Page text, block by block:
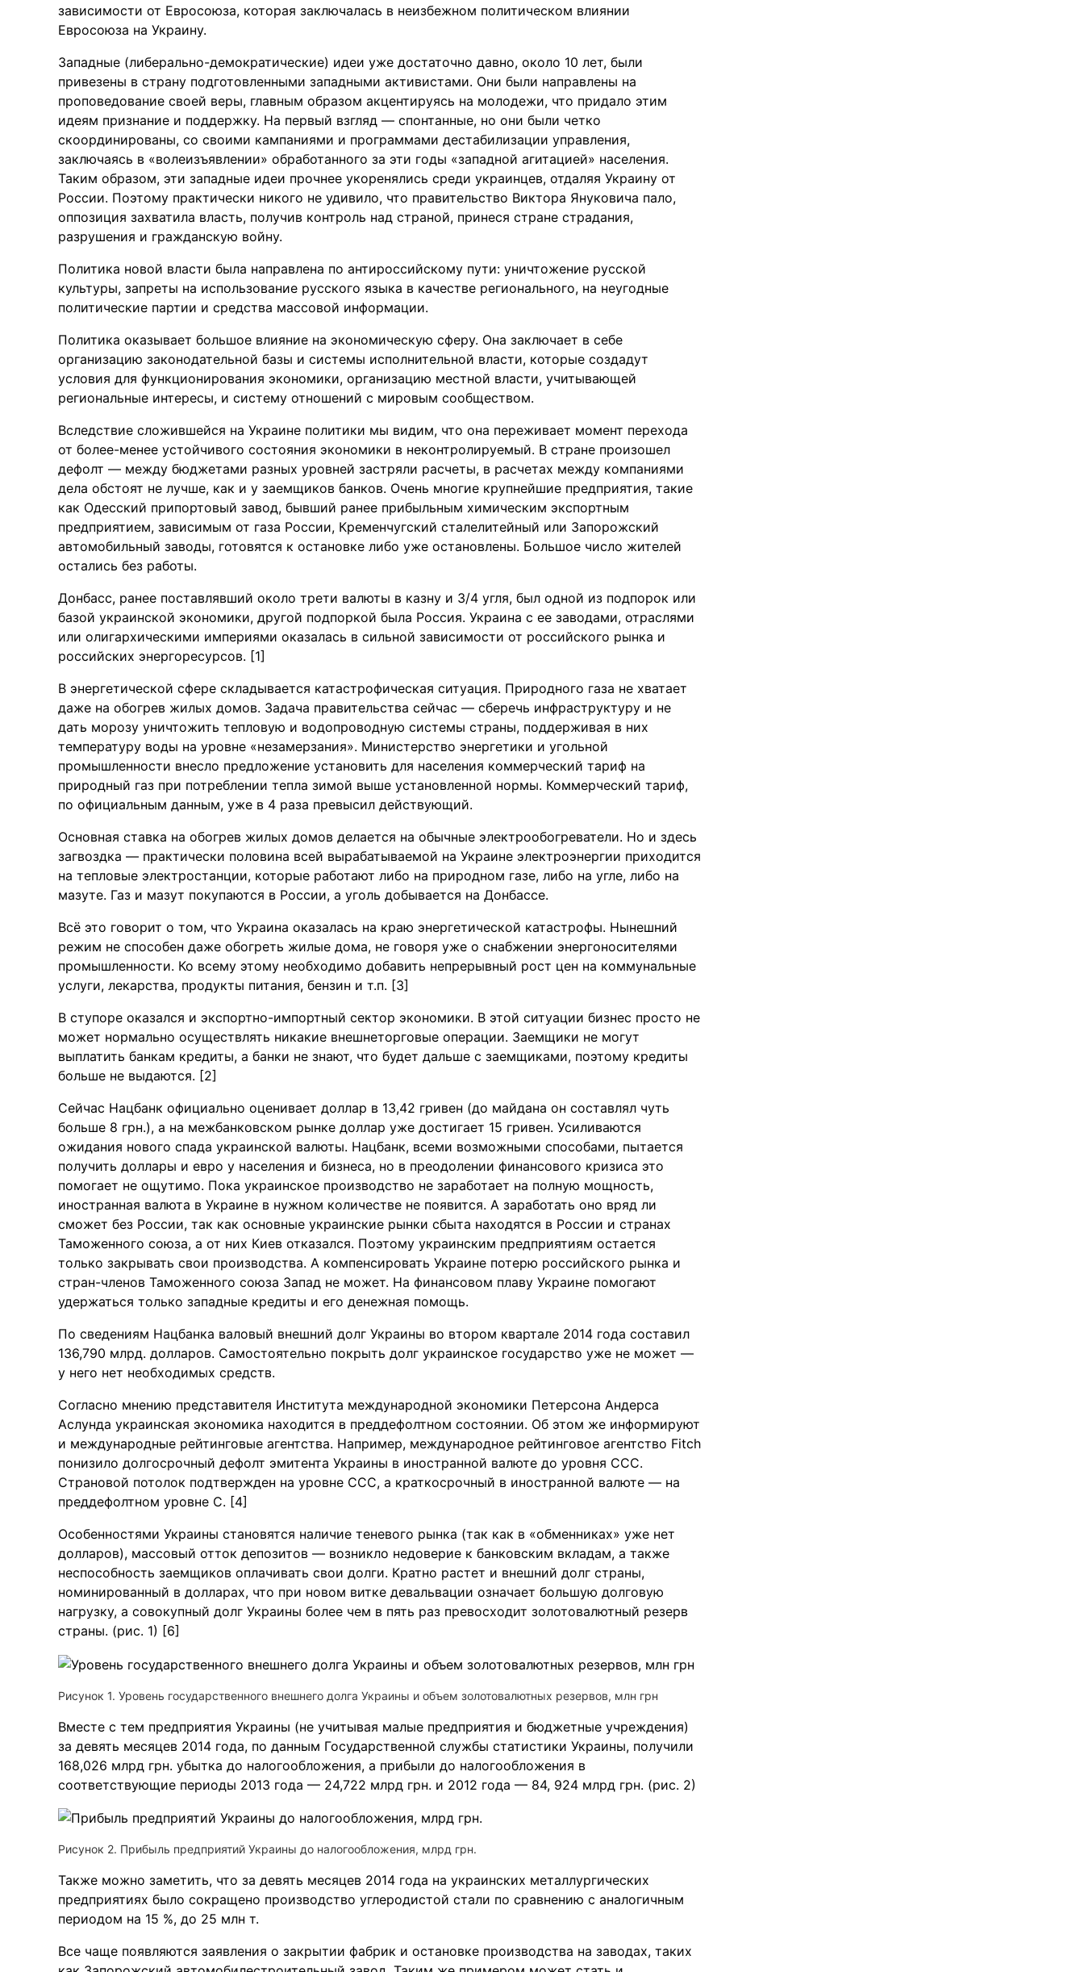
зависимости от Евросоюза, которая заключалась в неизбежном политическом влиянии
Евросоюза на Украину.
Западные (либерально-демократические) идеи уже достаточно давно, около 10 лет, были
привезены в страну подготовленными западными активистами. Они были направлены на
проповедование своей веры, главным образом акцентируясь на молодежи, что придало этим
идеям признание и поддержку. На первый взгляд — спонтанные, но они были четко
скоординированы, со своими кампаниями и программами дестабилизации управления,
заключаясь в «волеизъявлении» обработанного за эти годы «западной агитацией» населения.
Таким образом, эти западные идеи прочнее укоренялись среди украинцев, отдаляя Украину от
России. Поэтому практически никого не удивило, что правительство Виктора Януковича пало,
оппозиция захватила власть, получив контроль над страной, принеся стране страдания,
разрушения и гражданскую войну.
Политика новой власти была направлена по антироссийскому пути: уничтожение русской
культуры, запреты на использование русского языка в качестве регионального, на неугодные
политические партии и средства массовой информации.
Политика оказывает большое влияние на экономическую сферу. Она заключает в себе
организацию законодательной базы и системы исполнительной власти, которые создадут
условия для функционирования экономики, организацию местной власти, учитывающей
региональные интересы, и систему отношений с мировым сообществом.
Вследствие сложившейся на Украине политики мы видим, что она переживает момент перехода
от более-менее устойчивого состояния экономики в неконтролируемый. В стране произошел
дефолт — между бюджетами разных уровней застряли расчеты, в расчетах между компаниями
дела обстоят не лучше, как и у заемщиков банков. Очень многие крупнейшие предприятия, такие
как Одесский припортовый завод, бывший ранее прибыльным химическим экспортным
предприятием, зависимым от газа России, Кременчугский сталелитейный или Запорожский
автомобильный заводы, готовятся к остановке либо уже остановлены. Большое число жителей
остались без работы.
Донбасс, ранее поставлявший около трети валюты в казну и 3/4 угля, был одной из подпорок или
базой украинской экономики, другой подпоркой была Россия. Украина с ее заводами, отраслями
или олигархическими империями оказалась в сильной зависимости от российского рынка и
российских энергоресурсов. [1]
В энергетической сфере складывается катастрофическая ситуация. Природного газа не хватает
даже на обогрев жилых домов. Задача правительства сейчас — сберечь инфраструктуру и не
дать морозу уничтожить тепловую и водопроводную системы страны, поддерживая в них
температуру воды на уровне «незамерзания». Министерство энергетики и угольной
промышленности внесло предложение установить для населения коммерческий тариф на
природный газ при потреблении тепла зимой выше установленной нормы. Коммерческий тариф,
по официальным данным, уже в 4 раза превысил действующий.
Основная ставка на обогрев жилых домов делается на обычные электрообогреватели. Но и здесь
загвоздка — практически половина всей вырабатываемой на Украине электроэнергии приходится
на тепловые электростанции, которые работают либо на природном газе, либо на угле, либо на
мазуте. Газ и мазут покупаются в России, а уголь добывается на Донбассе.
Всё это говорит о том, что Украина оказалась на краю энергетической катастрофы. Нынешний
режим не способен даже обогреть жилые дома, не говоря уже о снабжении энергоносителями
промышленности. Ко всему этому необходимо добавить непрерывный рост цен на коммунальные
услуги, лекарства, продукты питания, бензин и т.п. [3]
В ступоре оказался и экспортно-импортный сектор экономики. В этой ситуации бизнес просто не
может нормально осуществлять никакие внешнеторговые операции. Заемщики не могут
выплатить банкам кредиты, а банки не знают, что будет дальше с заемщиками, поэтому кредиты
больше не выдаются. [2]
Сейчас Нацбанк официально оценивает доллар в 13,42 гривен (до майдана он составлял чуть
больше 8 грн.), а на межбанковском рынке доллар уже достигает 15 гривен. Усиливаются
ожидания нового спада украинской валюты. Нацбанк, всеми возможными способами, пытается
получить доллары и евро у населения и бизнеса, но в преодолении финансового кризиса это
помогает не ощутимо. Пока украинское производство не заработает на полную мощность,
иностранная валюта в Украине в нужном количестве не появится. А заработать оно вряд ли
сможет без России, так как основные украинские рынки сбыта находятся в России и странах
Таможенного союза, а от них Киев отказался. Поэтому украинским предприятиям остается
только закрывать свои производства. А компенсировать Украине потерю российского рынка и
стран-членов Таможенного союза Запад не может. На финансовом плаву Украине помогают
удержаться только западные кредиты и его денежная помощь.
По сведениям Нацбанка валовый внешний долг Украины во втором квартале 2014 года составил
136,790 млрд. долларов. Самостоятельно покрыть долг украинское государство уже не может —
у него нет необходимых средств.
Согласно мнению представителя Института международной экономики Петерсона Андерса
Аслунда украинская экономика находится в преддефолтном состоянии. Об этом же информируют
и международные рейтинговые агентства. Например, международное рейтинговое агентство Fitch
понизило долгосрочный дефолт эмитента Украины в иностранной валюте до уровня ССС.
Страновой потолок подтвержден на уровне ССС, а краткосрочный в иностранной валюте — на
преддефолтном уровне С. [4]
Особенностями Украины становятся наличие теневого рынка (так как в «обменниках» уже нет
долларов), массовый отток депозитов — возникло недоверие к банковским вкладам, а также
неспособность заемщиков оплачивать свои долги. Кратно растет и внешний долг страны,
номинированный в долларах, что при новом витке девальвации означает большую долговую
нагрузку, а совокупный долг Украины более чем в пять раз превосходит золотовалютный резерв
страны. (рис. 1) [6]
Рисунок 1. Уровень государственного внешнего долга Украины и объем золотовалютных резервов, млн грн
Вместе с тем предприятия Украины (не учитывая малые предприятия и бюджетные учреждения)
за девять месяцев 2014 года, по данным Государственной службы статистики Украины, получили
168,026 млрд грн. убытка до налогообложения, а прибыли до налогообложения в
соответствующие периоды 2013 года — 24,722 млрд грн. и 2012 года — 84, 924 млрд грн. (рис. 2)
Рисунок 2. Прибыль предприятий Украины до налогообложения, млрд грн.
Также можно заметить, что за девять месяцев 2014 года на украинских металлургических
предприятиях было сокращено производство углеродистой стали по сравнению с аналогичным
периодом на 15 %, до 25 млн т.
Все чаще появляются заявления о закрытии фабрик и остановке производства на заводах, таких